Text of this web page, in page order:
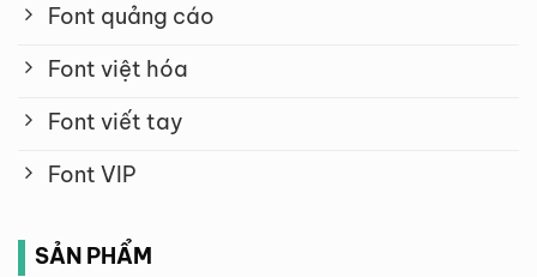
Font quảng cáo
Font việt hóa
Font viết tay
Font VIP
SẢN PHẨM